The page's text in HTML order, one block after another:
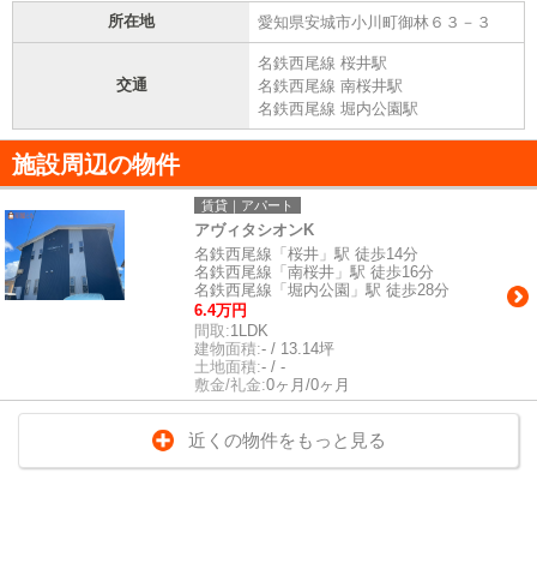
所在地 愛知県安城市小川町御林６３－３
交通
名鉄西尾線 桜井駅
名鉄西尾線 南桜井駅
名鉄西尾線 堀内公園駅
施設周辺の物件
賃貸｜アパート
アヴィタシオンK
名鉄西尾線「桜井」駅 徒歩14分
名鉄西尾線「南桜井」駅 徒歩16分
名鉄西尾線「堀内公園」駅 徒歩28分
6.4万円
間取:1LDK
建物面積:- / 13.14坪
土地面積:- / -
敷金/礼金:0ヶ月/0ヶ月
近くの物件をもっと見る